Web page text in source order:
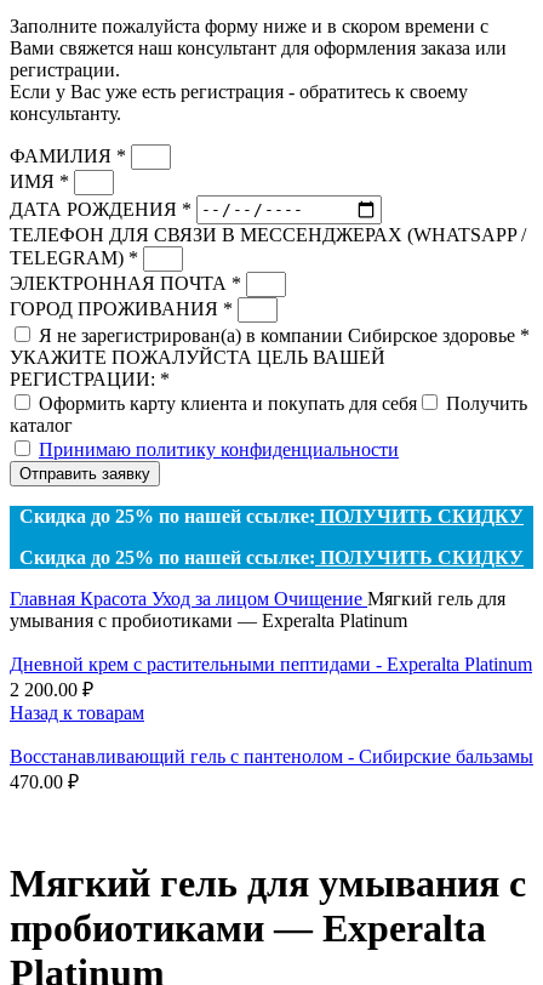
Заполните пожалуйста форму ниже и в скором времени с
Вами свяжется наш консультант для оформления заказа или
регистрации.
Если у Вас уже есть регистрация - обратитесь к своему
консультанту.
ФАМИЛИЯ *
ИМЯ *
ДАТА РОЖДЕНИЯ *
ТЕЛЕФОН ДЛЯ СВЯЗИ В МЕССЕНДЖЕРАХ (WHATSAPP /
TELEGRAM) *
ЭЛЕКТРОННАЯ ПОЧТА *
ГОРОД ПРОЖИВАНИЯ *
Я не зарегистрирован(а) в компании Сибирское здоровье *
УКАЖИТЕ ПОЖАЛУЙСТА ЦЕЛЬ ВАШЕЙ
РЕГИСТРАЦИИ: *
Оформить карту клиента и покупать для себя
Получить
каталог
Принимаю политику конфиденциальности
Отправить заявку
Скидка до 25% по нашей ссылке: ПОЛУЧИТЬ СКИДКУ
Скидка до 25% по нашей ссылке: ПОЛУЧИТЬ СКИДКУ
Главная Красота Уход за лицом Очищение Мягкий гель для
умывания с пробиотиками — Experalta Platinum
Дневной крем с растительными пептидами - Experalta Platinum
2 200.00 ₽
Назад к товарам
Восстанавливающий гель с пантенолом - Сибирские бальзамы
470.00 ₽
Мягкий гель для умывания с
пробиотиками — Experalta
Platinum